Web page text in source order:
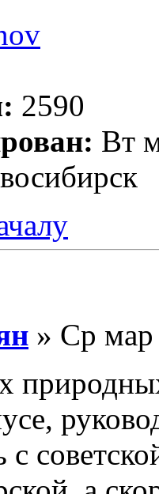
2590
Вт
» Ср мар
с